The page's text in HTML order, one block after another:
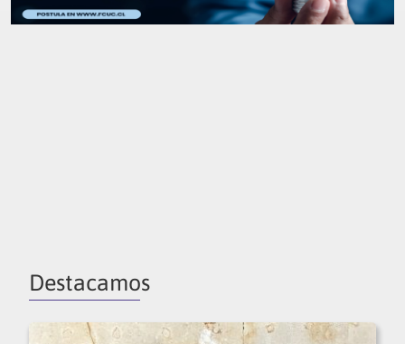
Destacamos